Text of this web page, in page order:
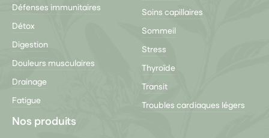
Défenses immunitaires
Détox
Digestion
Douleurs musculaires
Drainage
Fatigue
Soins capillaires
Sommeil
Stress
Thyroïde
Transit
Troubles cardiaques légers
Nos produits